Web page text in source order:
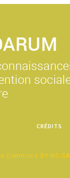
CRÉDITS
Commons BY-NC-SA